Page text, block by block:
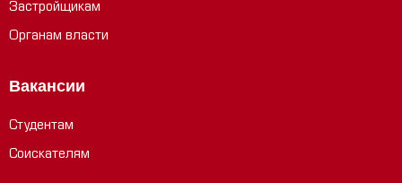
Застройщикам
Органам власти
Вакансии
Студентам
Соискателям